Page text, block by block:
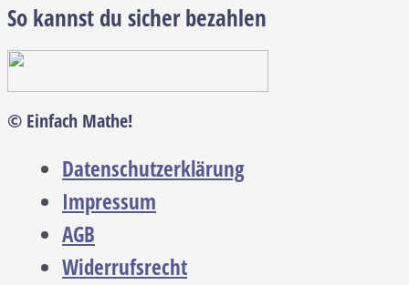
So kannst du sicher bezahlen
© Einfach Mathe!
Datenschutzerklärung
Impressum
AGB
Widerrufsrecht